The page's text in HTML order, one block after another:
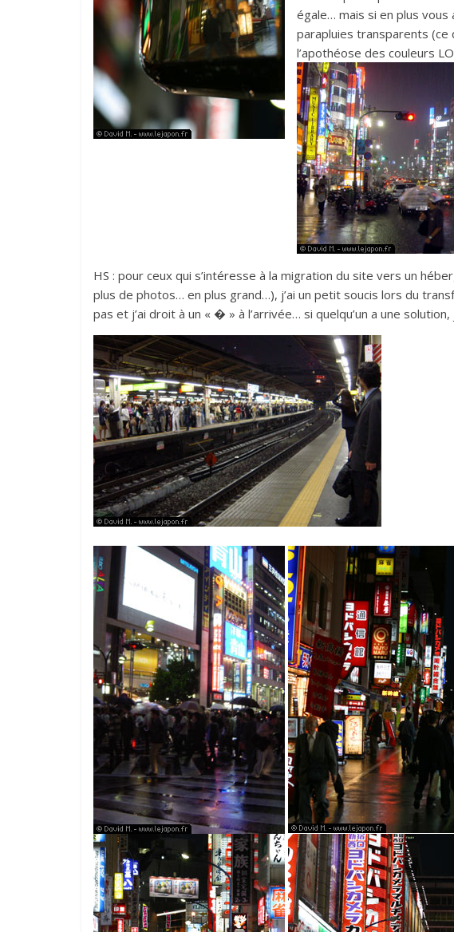
égale… mais si en plus
parapluies transparents (ce
l’apothéose des couleurs
HS : pour ceux qui s’intéresse à la migration du site vers un
plus de photos… en plus grand…), j’ai un petit soucis lors du
pas et j’ai droit à un « � » à l’arrivée… si quelqu’un a une